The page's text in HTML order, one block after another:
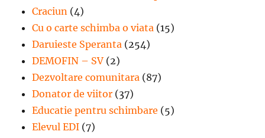
Craciun (4)
Cu o carte schimba o viata (15)
Daruieste Speranta (254)
DEMOFIN – SV (2)
Dezvoltare comunitara (87)
Donator de viitor (37)
Educatie pentru schimbare (5)
Elevul EDI (7)